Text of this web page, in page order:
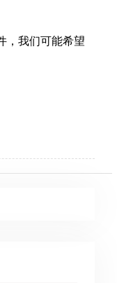
，我们可能希望